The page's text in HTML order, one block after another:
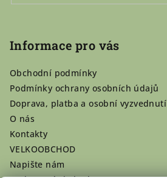
Informace pro vás
Obchodní podmínky
Podmínky ochrany osobních údajů
Doprava, platba a osobní vyzvednutí
O nás
Kontakty
VELKOOBCHOD
Napište nám